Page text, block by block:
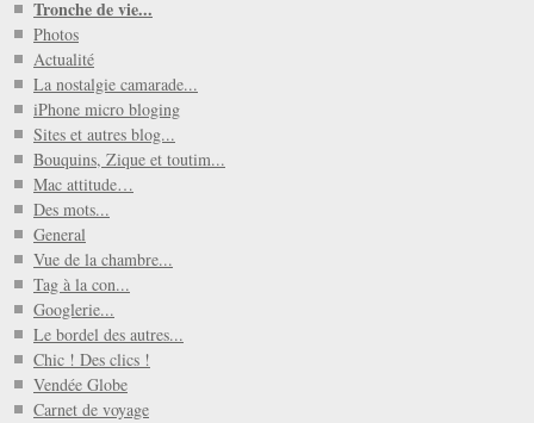
Tronche de vie...
Photos
Actualité
La nostalgie camarade...
iPhone micro bloging
Sites et autres blog...
Bouquins, Zique et toutim...
Mac attitude…
Des mots...
General
Vue de la chambre...
Tag à la con...
Googlerie...
Le bordel des autres...
Chic ! Des clics !
Vendée Globe
Carnet de voyage